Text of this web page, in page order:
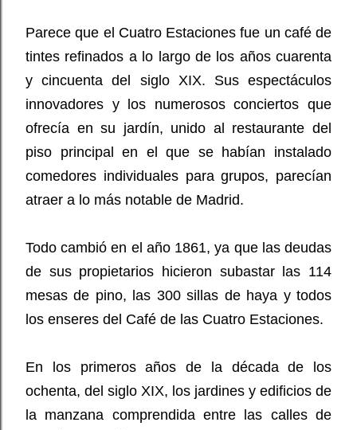
Parece que el Cuatro Estaciones fue un café de
tintes refinados a lo largo de los años cuarenta
y cincuenta del siglo XIX. Sus espectáculos
innovadores y los numerosos conciertos que
ofrecía en su jardín, unido al restaurante del
piso principal en el que se habían instalado
comedores individuales para grupos, parecían
atraer a lo más notable de Madrid.
Todo cambió en el año 1861, ya que las deudas
de sus propietarios hicieron subastar las 114
mesas de pino, las 300 sillas de haya y todos
los enseres del Café de las Cuatro Estaciones.
En los primeros años de la década de los
ochenta, del siglo XIX, los jardines y edificios de
la manzana comprendida entre las calles de